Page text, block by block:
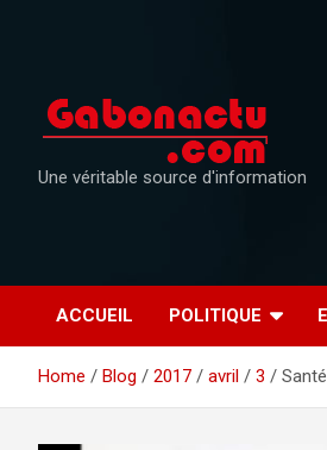
Une véritable source d'information
ACCUEIL POLITIQUE
Home Blog 2017 avril 3